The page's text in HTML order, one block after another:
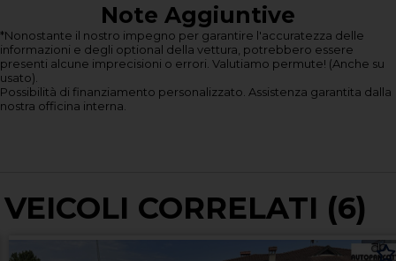
Note Aggiuntive
*Nonostante il nostro impegno per garantire l'accuratezza delle
informazioni e degli optional della vettura, potrebbero essere
presenti alcune imprecisioni o errori. Valutiamo permute! (Anche su
usato).
Possibilità di finanziamento personalizzato. Assistenza garantita dalla
nostra officina interna.
VEICOLI CORRELATI (6)